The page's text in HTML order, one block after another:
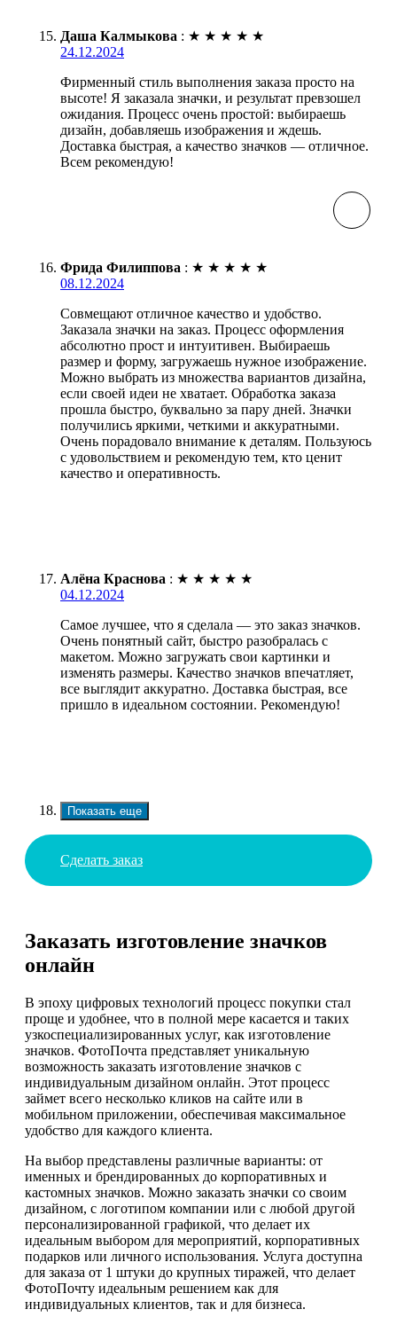
Даша Калмыкова : ★ ★ ★ ★ ★
24.12.2024
Фирменный стиль выполнения заказа просто на
высоте! Я заказала значки, и результат превзошел
ожидания. Процесс очень простой: выбираешь
дизайн, добавляешь изображения и ждешь.
Доставка быстрая, а качество значков — отличное.
Всем рекомендую!
Фрида Филиппова : ★ ★ ★ ★ ★
08.12.2024
Совмещают отличное качество и удобство.
Заказала значки на заказ. Процесс оформления
абсолютно прост и интуитивен. Выбираешь
размер и форму, загружаешь нужное изображение.
Можно выбрать из множества вариантов дизайна,
если своей идеи не хватает. Обработка заказа
прошла быстро, буквально за пару дней. Значки
получились яркими, четкими и аккуратными.
Очень порадовало внимание к деталям. Пользуюсь
с удовольствием и рекомендую тем, кто ценит
качество и оперативность.
Алёна Краснова : ★ ★ ★ ★ ★
04.12.2024
Самое лучшее, что я сделала — это заказ значков.
Очень понятный сайт, быстро разобралась с
макетом. Можно загружать свои картинки и
изменять размеры. Качество значков впечатляет,
все выглядит аккуратно. Доставка быстрая, все
пришло в идеальном состоянии. Рекомендую!
Показать еще
Сделать заказ
Заказать изготовление значков
онлайн
В эпоху цифровых технологий процесс покупки стал
проще и удобнее, что в полной мере касается и таких
узкоспециализированных услуг, как изготовление
значков. ФотоПочта представляет уникальную
возможность заказать изготовление значков с
индивидуальным дизайном онлайн. Этот процесс
займет всего несколько кликов на сайте или в
мобильном приложении, обеспечивая максимальное
удобство для каждого клиента.
На выбор представлены различные варианты: от
именных и брендированных до корпоративных и
кастомных значков. Можно заказать значки со своим
дизайном, с логотипом компании или с любой другой
персонализированной графикой, что делает их
идеальным выбором для мероприятий, корпоративных
подарков или личного использования. Услуга доступна
для заказа от 1 штуки до крупных тиражей, что делает
ФотоПочту идеальным решением как для
индивидуальных клиентов, так и для бизнеса.